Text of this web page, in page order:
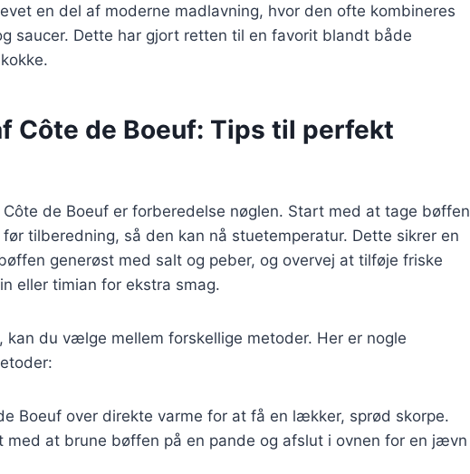
en del af moderne madlavning, hvor den ofte kombineres
saucer. Dette har gjort retten til en favorit blandt både
Côte de Boeuf: Tips til perfekt
de Boeuf er forberedelse nøglen. Start med at tage bøffen
tilberedning, så den kan nå stuetemperatur. Dette sikrer en
generøst med salt og peber, og overvej at tilføje friske
eller timian for ekstra smag.
kan du vælge mellem forskellige metoder. Her er nogle
Boeuf over direkte varme for at få en lækker, sprød skorpe.
med at brune bøffen på en pande og afslut i ovnen for en jævn